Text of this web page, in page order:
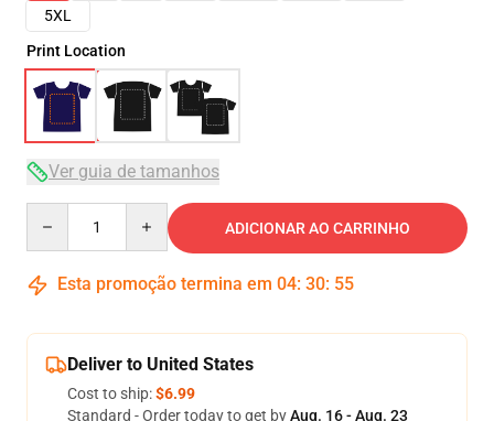
5XL
Print Location
Ver guia de tamanhos
ADICIONAR AO CARRINHO
Esta promoção termina em 04: 30: 54
Deliver to United States
Cost to ship:$6.99
Standard - Order today to get byAug. 16 - Aug. 23